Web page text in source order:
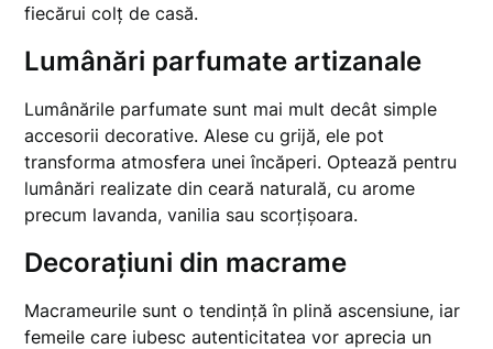
fiecărui colț de casă.
Lumânări parfumate artizanale
Lumânările parfumate sunt mai mult decât simple
accesorii decorative. Alese cu grijă, ele pot
transforma atmosfera unei încăperi. Optează pentru
lumânări realizate din ceară naturală, cu arome
precum lavanda, vanilia sau scorțișoara.
Decorațiuni din macrame
Macrameurile sunt o tendință în plină ascensiune, iar
femeile care iubesc autenticitatea vor aprecia un